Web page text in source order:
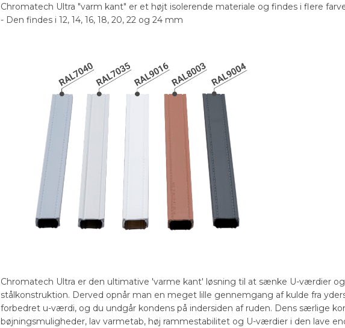
Chromatech Ultra "varm kant" er et højt isolerende materiale og findes i flere
- Den findes i 12, 14, 16, 18, 20, 22 og 24 mm
Chromatech Ultra er den ultimative 'varme kant' løsning til at sænke U-værdier
stålkonstruktion. Derved opnår man en meget lille gennemgang af kulde fra
forbedret u-værdi, og du undgår kondens på indersiden af ruden. Dens særlige
bøjningsmuligheder, lav varmetab, høj rammestabilitet og U-værdier i den lave